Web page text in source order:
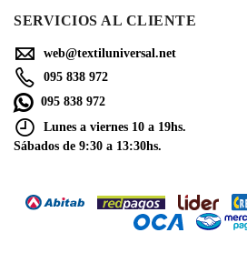
SERVICIOS AL CLIENTE
web@textiluniversal.net
095 838 972
095 838 972
Lunes a viernes 10 a 19hs.
Sábados de 9:30 a 13:30hs.